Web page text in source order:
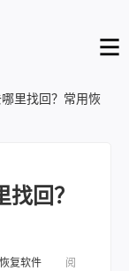
里找回？常用恢
回？
复软件 阅